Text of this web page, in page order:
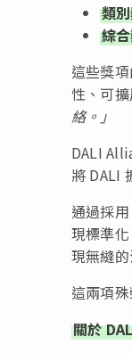
類
綜
這些獎
性、可
絡。」
DALI
將 DALI
通過採
現標準
現無縫
這兩項
關於